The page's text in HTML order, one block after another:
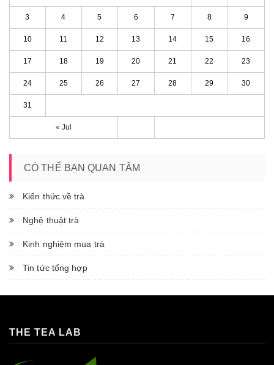
« Jul
3 4 5 6 7 8 9
10 11 12 13 14 15 16
17 18 19 20 21 22 23
24 25 26 27 28 29 30
31
CÓ THỂ BẠN QUAN TÂM
Kiến thức về trà
Nghệ thuật trà
Kinh nghiệm mua trà
Tin tức tổng hợp
THE TEA LAB